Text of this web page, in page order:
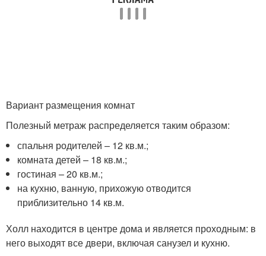
Вариант размещения комнат
Полезный метраж распределяется таким образом:
спальня родителей – 12 кв.м.;
комната детей – 18 кв.м.;
гостиная – 20 кв.м.;
на кухню, ванную, прихожую отводится
приблизительно 14 кв.м.
Холл находится в центре дома и является проходным: в
него выходят все двери, включая санузел и кухню.